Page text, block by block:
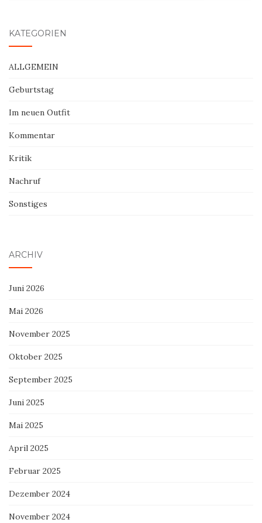
KATEGORIEN
ALLGEMEIN
Geburtstag
Im neuen Outfit
Kommentar
Kritik
Nachruf
Sonstiges
ARCHIV
Juni 2026
Mai 2026
November 2025
Oktober 2025
September 2025
Juni 2025
Mai 2025
April 2025
Februar 2025
Dezember 2024
November 2024